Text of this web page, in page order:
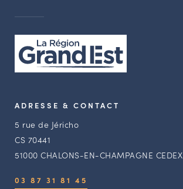
ADRESSE & CONTACT
5 rue de Jéricho
CS 70441
51000 CHALONS-EN-CHAMPAGNE CEDEX
03 87 31 81 45